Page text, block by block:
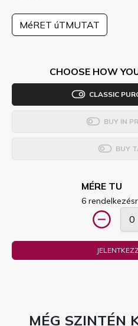
MéRET úTMUTAT
CHOOSE HOW
CLASSIC
BUY IN
BUY
MÉRE TU
6
MÉG SZINTÉN